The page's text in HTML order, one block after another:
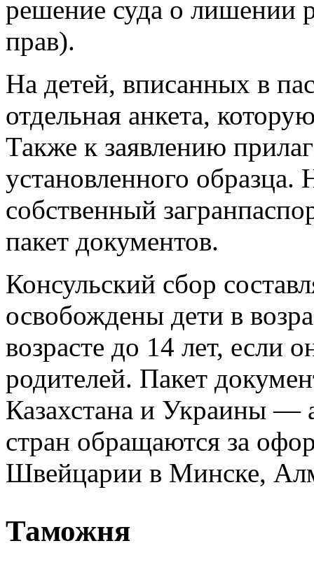
решение суда о лишении
прав).
На детей, вписанных в
отдельная анкета,
Также к заявлению
установленного
собственный
пакет документов.
Консульский сбор
освобождены дети в
возрасте до 14 лет, если
родителей. Пакет
Казахстана и Украины —
стран обращаются за
Швейцарии в Минске,
Таможня